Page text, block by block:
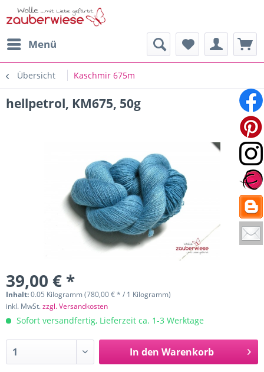
Menü
Übersicht Kaschmir 675m
hellpetrol, KM675, 50g
39,00 € *
Inhalt:0.05 Kilogramm (780,00 € * / 1 Kilogramm)
inkl. MwSt.zzgl. Versandkosten
Sofort versandfertig, Lieferzeit ca. 1-3 Werktage
In den Warenkorb